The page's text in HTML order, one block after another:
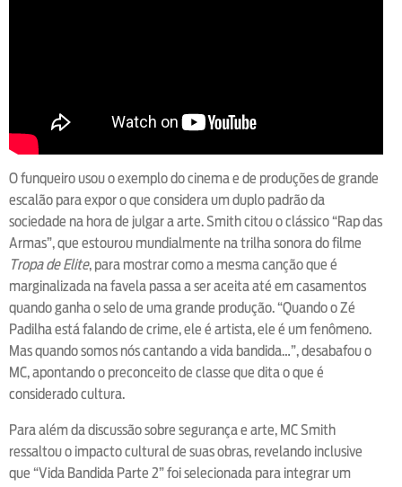
O funqueiro usou o exemplo do cinema e de produções de grande
escalão para expor o que considera um duplo padrão da
sociedade na hora de julgar a arte. Smith citou o clássico “Rap das
Armas”, que estourou mundialmente na trilha sonora do filme
Tropa de Elite, para mostrar como a mesma canção que é
marginalizada na favela passa a ser aceita até em casamentos
quando ganha o selo de uma grande produção. “Quando o Zé
Padilha está falando de crime, ele é artista, ele é um fenômeno.
Mas quando somos nós cantando a vida bandida…”, desabafou o
MC, apontando o preconceito de classe que dita o que é
considerado cultura.
Para além da discussão sobre segurança e arte, MC Smith
ressaltou o impacto cultural de suas obras, revelando inclusive
que “Vida Bandida Parte 2” foi selecionada para integrar um